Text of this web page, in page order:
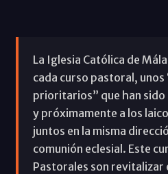
La Iglesia Católica de
cada curso pastoral,
prioritarios” que han
y próximamente a los
juntos en la misma
comunión eclesial. Este
Pastorales son